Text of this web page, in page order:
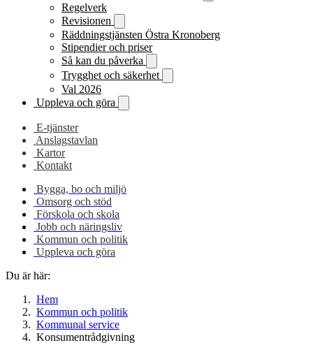
Regelverk
Revisionen
Räddningstjänsten Östra Kronoberg
Stipendier och priser
Så kan du påverka
Trygghet och säkerhet
Val 2026
Uppleva och göra
E-tjänster
Anslagstavlan
Kartor
Kontakt
Bygga, bo och miljö
Omsorg och stöd
Förskola och skola
Jobb och näringsliv
Kommun och politik
Uppleva och göra
Du är här:
Hem
Kommun och politik
Kommunal service
Konsumentrådgivning